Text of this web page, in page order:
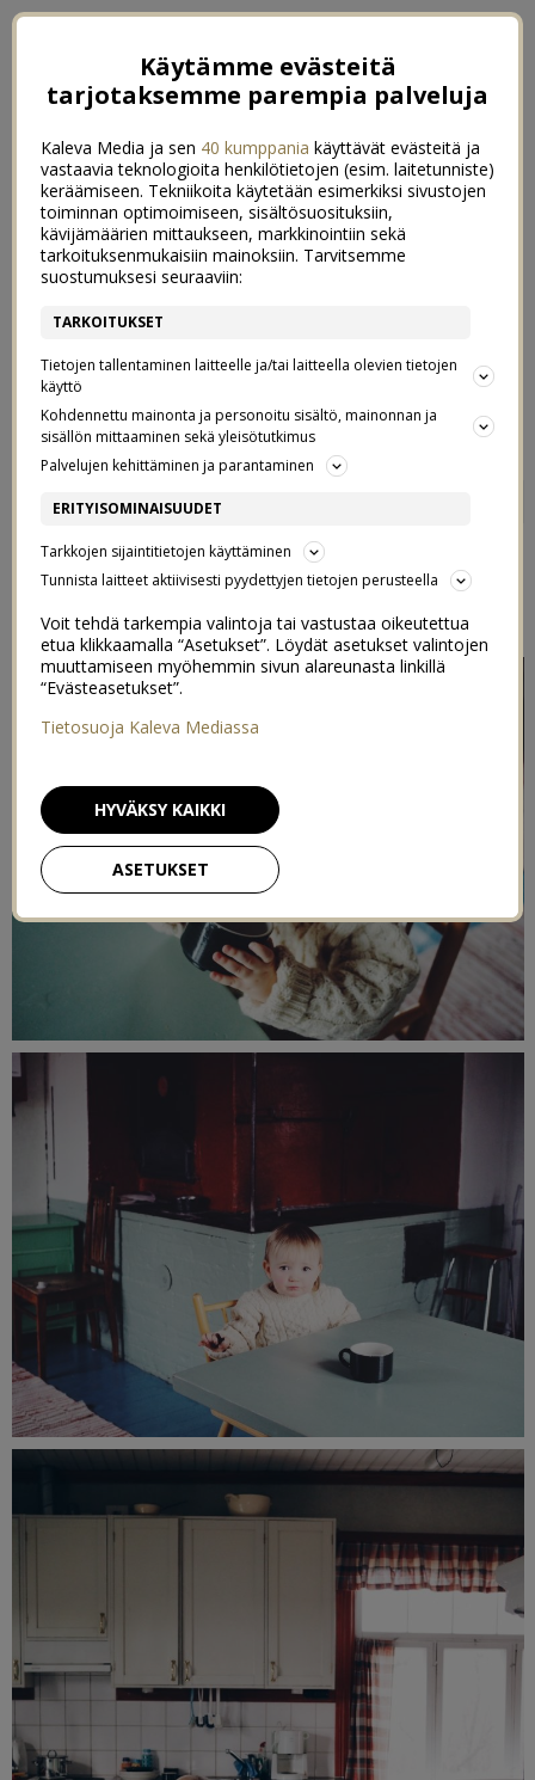
NYT EI HÖTKYILLÄ
MINNEKÄÄN -VILLAPAITA
(ELI UUSIN KIRPPISLÖYTÖ)
12/03/2020
Käytämme evästeitä
tarjotaksemme parempia palveluja
Kaleva Media ja sen 40 kumppania käyttävät evästeitä ja
vastaavia teknologioita henkilötietojen (esim. laitetunniste)
keräämiseen. Tekniikoita käytetään esimerkiksi sivustojen
toiminnan optimoimiseen, sisältösuosituksiin,
kävijämäärien mittaukseen, markkinointiin sekä
tarkoituksenmukaisiin mainoksiin. Tarvitsemme
suostumuksesi seuraaviin:
TARKOITUKSET
Tietojen tallentaminen laitteelle ja/tai laitteella olevien tietojen
käyttö
Kohdennettu mainonta ja personoitu sisältö, mainonnan ja
sisällön mittaaminen sekä yleisötutkimus
Palvelujen kehittäminen ja parantaminen
ERITYISOMINAISUUDET
Tarkkojen sijaintitietojen käyttäminen
Tunnista laitteet aktiivisesti pyydettyjen tietojen perusteella
Voit tehdä tarkempia valintoja tai vastustaa oikeutettua
etua klikkaamalla “Asetukset”. Löydät asetukset valintojen
muuttamiseen myöhemmin sivun alareunasta linkillä
“Evästeasetukset”.
Tietosuoja Kaleva Mediassa
ASETUKSET
HYVÄKSY KAIKKI